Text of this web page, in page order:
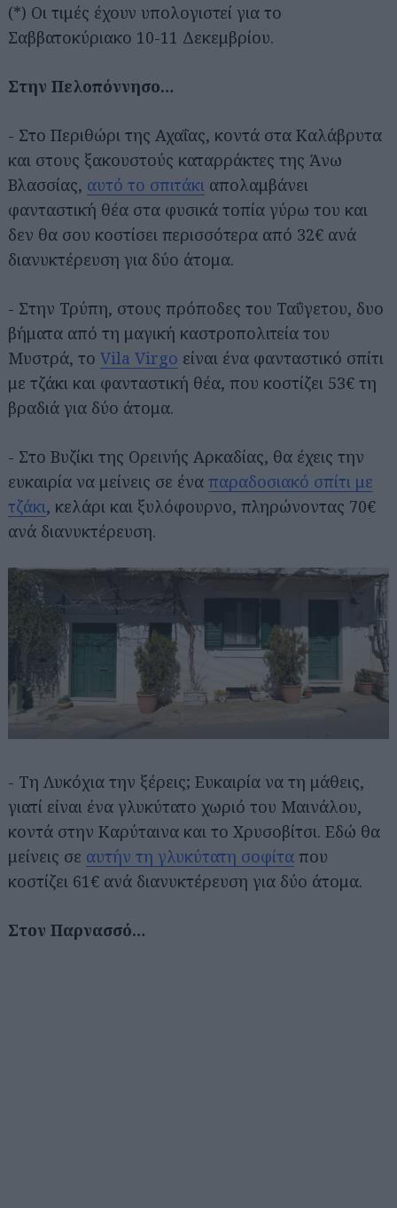
(*) Οι τιμές έχουν υπολογιστεί για το
Σαββατοκύριακο 10-11 Δεκεμβρίου.
Στην Πελοπόννησο…
- Στο Περιθώρι της Αχαΐας, κοντά στα Καλάβρυτα
και στους ξακουστούς καταρράκτες της Άνω
Βλασσίας, αυτό το σπιτάκι απολαμβάνει
φανταστική θέα στα φυσικά τοπία γύρω του και
δεν θα σου κοστίσει περισσότερα από 32€ ανά
διανυκτέρευση για δύο άτομα.
- Στην Τρύπη, στους πρόποδες του Ταΰγετου, δυο
βήματα από τη μαγική καστροπολιτεία του
Μυστρά, το Vila Virgo είναι ένα φανταστικό σπίτι
με τζάκι και φανταστική θέα, που κοστίζει 53€ τη
βραδιά για δύο άτομα.
- Στο Βυζίκι της Ορεινής Αρκαδίας, θα έχεις την
ευκαιρία να μείνεις σε ένα παραδοσιακό σπίτι με
τζάκι, κελάρι και ξυλόφουρνο, πληρώνοντας 70€
ανά διανυκτέρευση.
- Τη Λυκόχια την ξέρεις; Ευκαιρία να τη μάθεις,
γιατί είναι ένα γλυκύτατο χωριό του Μαινάλου,
κοντά στην Καρύταινα και το Χρυσοβίτσι. Εδώ θα
μείνεις σε αυτήν τη γλυκύτατη σοφίτα που
κοστίζει 61€ ανά διανυκτέρευση για δύο άτομα.
Στον Παρνασσό…